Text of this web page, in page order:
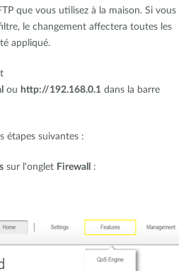
que vous utilisez à la maison. Si vous
le changement affectera toutes les
appliqué.
ou http://192.168.0.1 dans la barre
étapes suivantes :
sur l'onglet Firewall :